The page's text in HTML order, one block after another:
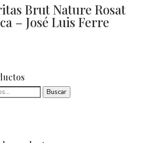
Brut Nature Rosat
– José Luis Ferre
Buscar